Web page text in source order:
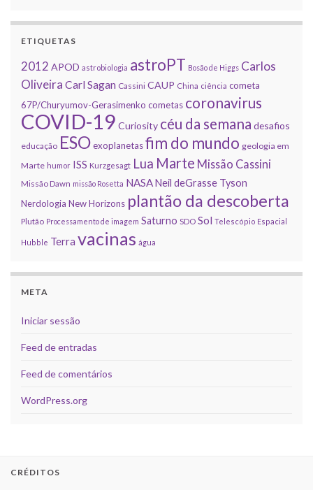
ETIQUETAS
2012 APOD astrobiologia astroPT Bosão de Higgs Carlos
Oliveira Carl Sagan Cassini CAUP China ciência cometa
67P/Churyumov-Gerasimenko cometas coronavirus
COVID-19 Curiosity céu da semana desafios
educação ESOexoplanetasfim do mundo geologia em
Marte humor ISS Kurzgesagt Lua Marte Missão Cassini
Missão Dawn missão Rosetta NASANeil deGrasse Tyson
Nerdologia New Horizons plantão da descoberta
Plutão Processamento de imagem Saturno SDO Sol Telescópio Espacial
Hubble Terra vacinas água
META
Iniciar sessão
Feed de entradas
Feed de comentários
WordPress.org
CRÉDITOS